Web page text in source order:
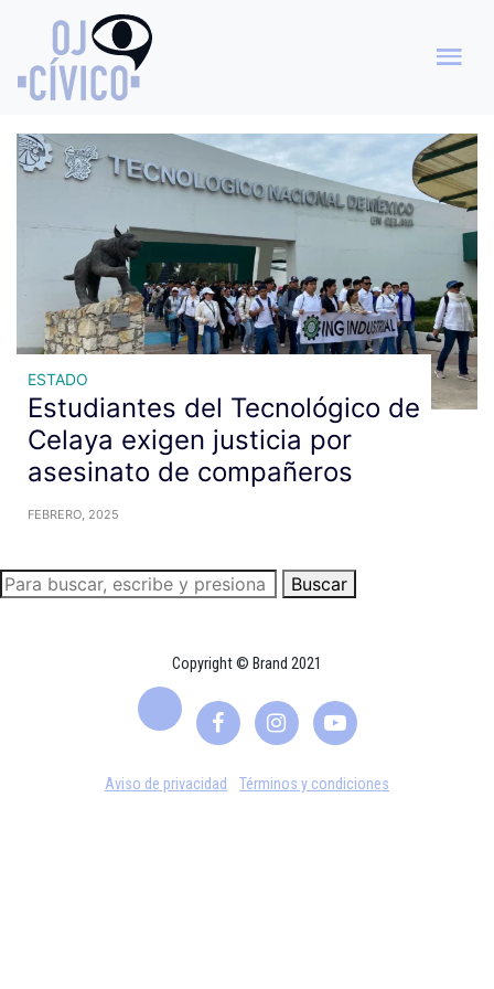
Archivo de etiquetas:
estudiantes asesinados
ESTADO
Estudiantes del Tecnológico de
Celaya exigen justicia por
asesinato de compañeros
FEBRERO, 2025
Buscar
Copyright © Brand 2021
Aviso de privacidad Términos y condiciones